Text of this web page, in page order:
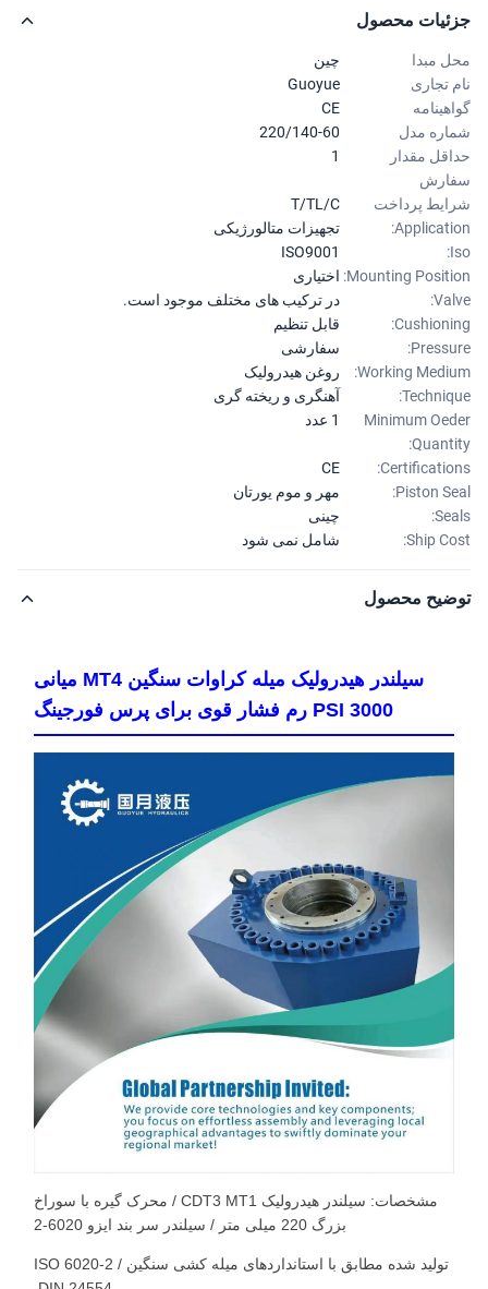
محصول
مبدا
تجاری
Guoyue
مدل
220/140-60
مقدار
پرداخت
T/TL/C
تجهیزات متالورژیکی
ISO9001
Mounting اختیاری
در ترکیب های مختلف موجود است.
قابل تنظیم
سفارشی
Working
روغن هیدرولیک
آهنگری و ریخته گری
Minimum
1 عدد
Piston
مهر و موم یورتان
Ship
شامل نمی شود
محصول
سیلندر هیدرولیک میله کراوات سنگین MT4 میانی
3000 PSI رم فشار قوی برای پرس فورجینگ
مشخصات: سیلندر هیدرولیک CDT3 MT1 / محرک گیره با سوراخ
بزرگ 220 میلی متر / سیلندر سر بند ایزو 6020-2
تولید شده مطابق با استانداردهای میله کشی سنگین ISO 6020-2 /